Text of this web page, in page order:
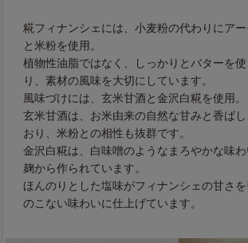
糀フィナンシェには、小麦粉の代わりにア
と米粉を使用。
植物性油脂ではなく、しっかりとバターを
り、素材の風味を大切にしています。
風味づけには、玄米甘酒と金沢白糀を使用。
玄米甘酒は、お米由来の自然な甘みと香ば
おり、米粉との相性も抜群です。
金沢白糀は、白味噌のようなまろやかな味
麹から作られています。
ほんのりとした塩味がフィナンシェの甘さ
のこない味わいに仕上げています。